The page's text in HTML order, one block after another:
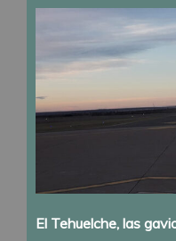
El Tehuelche, las